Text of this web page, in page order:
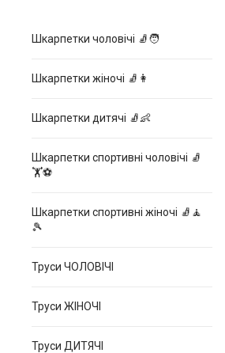
Шкарпетки чоловічі 🧦🧑
Шкарпетки жіночі 🧦👩
Шкарпетки дитячі 🧦👶
Шкарпетки спортивні чоловічі 🧦
🏋⚽
Шкарпетки спортивні жіночі 🧦🧘
🎾
Труси ЧОЛОВІЧІ
Труси ЖІНОЧІ
Труси ДИТЯЧІ